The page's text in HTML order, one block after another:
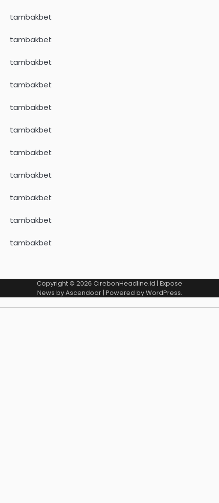
tambakbet
tambakbet
tambakbet
tambakbet
tambakbet
tambakbet
tambakbet
tambakbet
tambakbet
tambakbet
tambakbet
Copyright © 2026 CirebonHeadline.id | Expose
News byAscendoor| Powered byWordPress.